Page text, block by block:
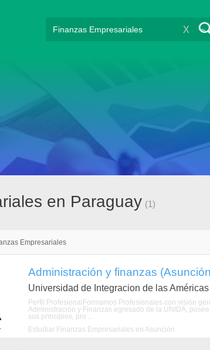
X
en Paraguay (1)
Empresariales
Administración y finanzas
Universidad de Integracion de las Américas
Perfil ProfesionalFormamos Profesionales con visión
Administración y Finanzas egresado de la UNIDA,
sus principios, pro ...
Estudiar Finanzas Empresariales en Asunción